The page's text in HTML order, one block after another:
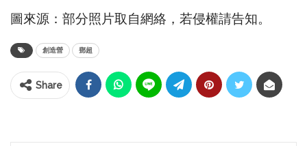
圖來源：部分照片取自網絡，若侵權請告知。
創造營 鄧超
Share